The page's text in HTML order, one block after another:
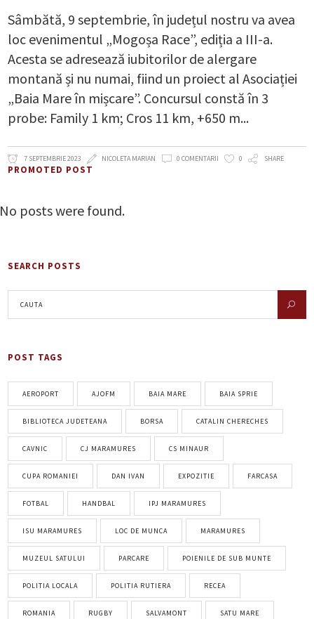
Sâmbătă, 9 septembrie, în județul nostru va avea
loc evenimentul „Mogoșa Race”, ediția a III-a.
Acesta se adresează iubitorilor de alergare
montană și nu numai, fiind un proiect al Asociației
„Baia Mare în mișcare”. Concursul constă în 3
probe: Family 1 km; Cros 11 km, +650 m
7 SEPTEMBRIE 2023 NICOLETA MARIAN 0 COMENTARII 0 SHARE
PROMOTED POST
No posts were found.
SEARCH POSTS
POST TAGS
AEROPORT AJOFM BAIA MARE BAIA SPRIE
BIBLIOTECA JUDETEANA BORSA CATALIN CHERECHES
CAVNIC CJ MARAMURES CS MINAUR
CUPA ROMANIEI DAN IVAN EXPOZITIE FARCASA
FOTBAL HANDBAL IPJ MARAMURES
ISU MARAMURES LOC DE MUNCA MARAMURES
MUZEUL SATULUI PARCARE POIENILE DE SUB MUNTE
POLITIA LOCALA POLITIA RUTIERA RECEA
ROMANIA RUGBY SALVAMONT SATU MARE